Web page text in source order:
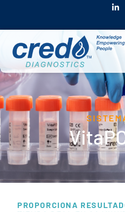
PROPORCIONA